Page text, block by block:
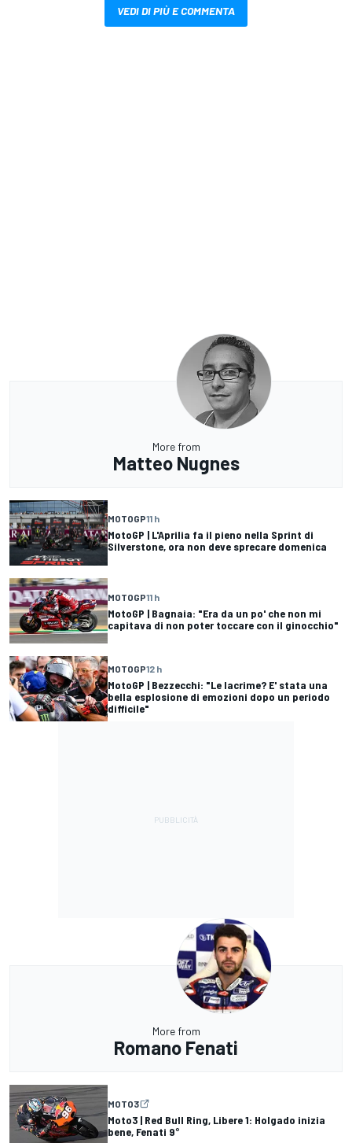
VEDI DI PIÙ E COMMENTA
More from
Matteo Nugnes
MOTOGP11 h
MotoGP | L'Aprilia fa il pieno nella Sprint di
Silverstone, ora non deve sprecare domenica
MOTOGP11 h
MotoGP | Bagnaia: "Era da un po' che non mi
capitava di non poter toccare con il ginocchio"
MOTOGP12 h
MotoGP | Bezzecchi: "Le lacrime? E' stata una
bella esplosione di emozioni dopo un periodo
difficile"
More from
Romano Fenati
MOTO3
Moto3 | Red Bull Ring, Libere 1: Holgado inizia
bene, Fenati 9°